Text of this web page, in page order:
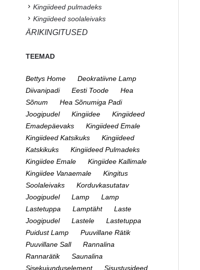
Kingiideed pulmadeks
Kingiideed soolaleivaks
ÄRIKINGITUSED
TEEMAD
Bettys Home
Deokratiivne Lamp
Diivanipadi
Eesti Toode
Hea
Sõnum
Hea Sõnumiga Padi
Joogipudel
Kingiidee
Kingiideed
Emadepäevaks
Kingiideed Emale
Kingiideed Katsikuks
Kingiideed
Katskikuks
Kingiideed Pulmadeks
Kingiidee Emale
Kingiidee Kallimale
Kingiidee Vanaemale
Kingitus
Soolaleivaks
Korduvkasutatav
Joogipudel
Lamp
Lamp
Lastetuppa
Lamptäht
Laste
Joogipudel
Lastele
Lastetuppa
Puidust Lamp
Puuvillane Rätik
Puuvillane Sall
Rannalina
Rannarätik
Saunalina
Sisekujunduselement
Sisustusideed